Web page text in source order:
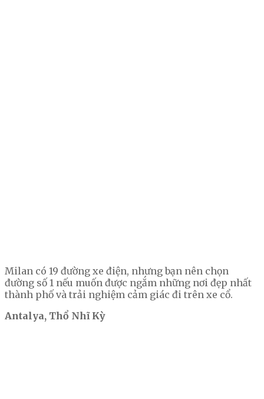
Milan có 19 đường xe điện, nhưng bạn nên chọn
đường số 1 nếu muốn được ngắm những nơi đẹp nhất
thành phố và trải nghiệm cảm giác đi trên xe cổ.
Antalya, Thổ Nhĩ Kỳ